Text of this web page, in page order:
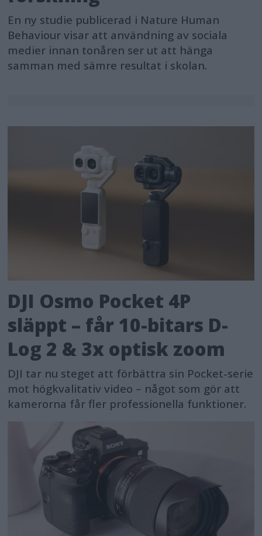
En ny studie publicerad i Nature Human
Behaviour visar att användning av sociala
medier innan tonåren ser ut att hänga
samman med sämre resultat i skolan.
DJI Osmo Pocket 4P
släppt – får 10-bitars D-
Log 2 & 3x optisk zoom
DJI tar nu steget att förbättra sin Pocket-serie
mot högkvalitativ video – något som gör att
kamerorna får fler professionella funktioner.